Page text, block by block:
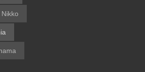
Nikko